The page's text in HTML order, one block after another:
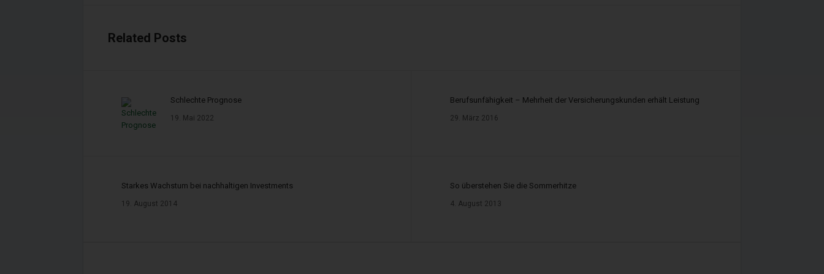
Related Posts
Schlechte Prognose
19. Mai 2022
Berufsunfähigkeit – Mehrheit der Versicherungskunden erhält Leistung
29. März 2016
Starkes Wachstum bei nachhaltigen Investments
19. August 2014
So überstehen Sie die Sommerhitze
4. August 2013
Registerstelle des Vermittlerregisters: